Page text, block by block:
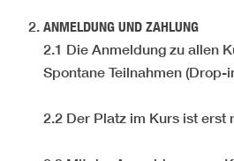
ANMELDUNG UND ZAHLUNG
2.1 Die Anmeldung zu allen
Spontane Teilnahmen (Drop-
2.2 Der Platz im Kurs ist erst